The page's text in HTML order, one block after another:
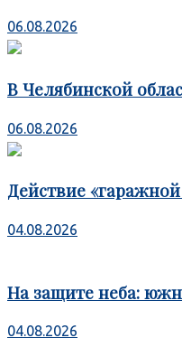
06.08.2026
В Челябинской
06.08.2026
Действие
04.08.2026
На защите неба:
04.08.2026